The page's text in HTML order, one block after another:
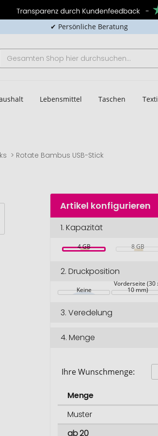
✔ Persönliche Beratung
Lebensmittel Taschen
Rotate Bambus USB-Stick
Artikel konfigurieren
1.Kapazität
4 GB 8 GB
2.Druckposition
Keine
Vorderseite (30
10 mm)
3.Veredelung
4.Menge
Ihre Wunschmenge:
Menge
Muster
ab 20